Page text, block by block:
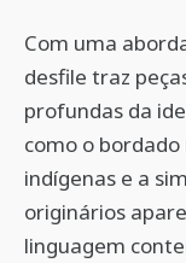
Com uma
desfile traz
profundas da
como o
indígenas e a
originários
linguagem